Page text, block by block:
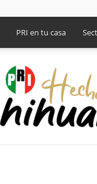
PRI en tu casa